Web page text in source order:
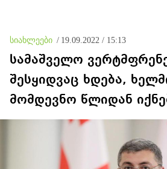
სიახლეები / 19.09.2022 / 15:13
სამაშველო
შესყიდვაც ხდება,
მომდევნო წლიდან